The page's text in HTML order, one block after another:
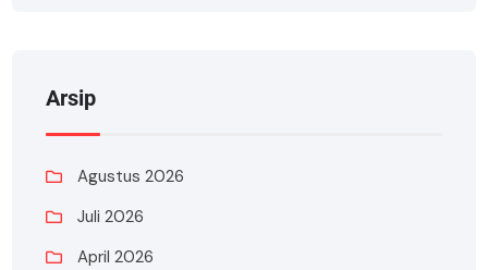
Arsip
Agustus 2026
Juli 2026
April 2026